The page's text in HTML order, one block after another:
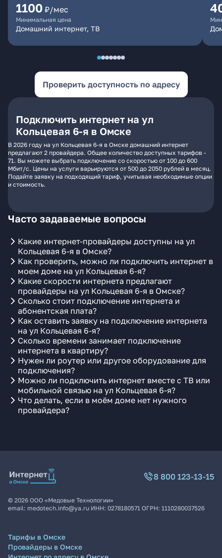
1100 ₽/мес
Минимальная цена
Домашний интернет, ТВ
Проверить доступность по адресу
Подключить интернет на ул
Кольцевая 6-я в Омске
В 2026 году на ул Кольцевая 6-я в Омске домашний интернет
предлагают 2 провайдера. Общее количество доступных тарифов -
71. Вы можете выбрать подключение со скоростью от 100 до 600
Мбит/с. Цены на услуги варьируются от 500 до 2050 рублей в месяц.
Подайте заявку на подходящий тариф, учитывая необходимые опции
и стоимость.
Часто задаваемые вопросы
Какие интернет-провайдеры доступны на ул
Кольцевая 6-я в Омске?
Как проверить, можно ли подключить интернет в
моем доме на ул Кольцевая 6-я?
Какие скорости интернета предлагают
провайдеры на ул Кольцевая 6-я в Омске?
Сколько стоит подключение интернета и
абонентская плата?
Как оставить заявку на подключение интернета
на ул Кольцевая 6-я?
Сколько времени занимает подключение
интернета в квартиру?
Нужен ли роутер или другое оборудование для
подключения?
Можно ли подключить интернет вместе с ТВ или
мобильной связью на ул Кольцевая 6-я?
Что делать, если в моём доме нет нужного
провайдера?
8 800 123-13-15
© 2026 ООО «Медовые Технологии»
email: medotech.info@ya.ru ИНН: 0278180571 ОГРН: 1110280037526
Тарифы в Омске
Провайдеры в Омске